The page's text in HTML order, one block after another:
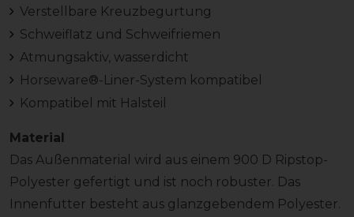
Verstellbare Kreuzbegurtung
Schweiflatz und Schweifriemen
Atmungsaktiv, wasserdicht
Horseware®-Liner-System kompatibel
Kompatibel mit Halsteil
Material
Das Außenmaterial wird aus einem 900 D Ripstop-
Polyester gefertigt und ist noch robuster. Das
Innenfutter besteht aus glanzgebendem Polyester.